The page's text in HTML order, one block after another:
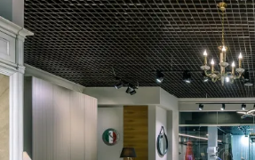
Кухня GRACE
МЕБЛІ ДЛЯ
10 400 грн